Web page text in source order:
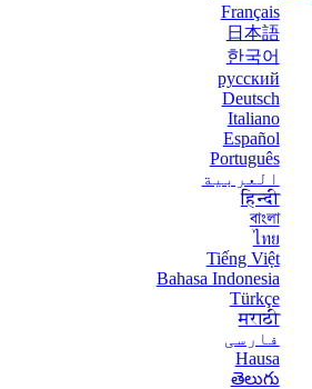
Français
日本語
한국어
русский
Deutsch
Italiano
Español
Português
العربية
हिन्दी
বাংলা
ไทย
Tiếng Việt
Bahasa Indonesia
Türkçe
मराठी
فارسی
Hausa
తెలుగు